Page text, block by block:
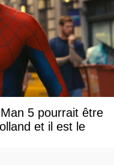
5 pourrait être
et il est le